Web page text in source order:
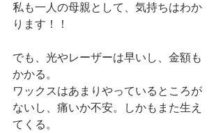
私も一人の母親として、気持ちはわか
ります！！
でも、光やレーザーは早いし、金額も
かかる。
ワックスはあまりやっているところが
ないし、痛いか不安。しかもまた生え
てくる。